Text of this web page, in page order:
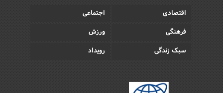
اقتصادی
اجتماعی
فرهنگی
ورزش
سبک زندگی
رویداد